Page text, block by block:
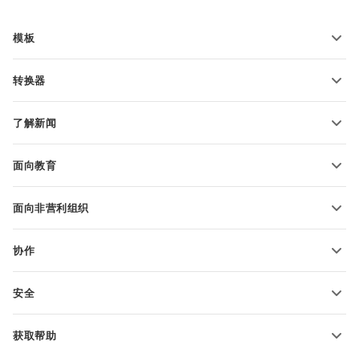
模板
文本文档模板
转换器
转换电子表格
了解新闻
面向教育
适用于教育人士
面向非营利组织
申请免费帐户
协作
翻译人员
安全
获取帮助